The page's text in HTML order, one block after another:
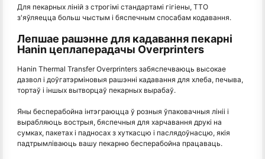
Для пекарных ліній з строгімі стандартамі гігіены, TTO
з'яўляецца больш чыстым і бяспечным спосабам кодавання.
Лепшае рашэнне для кадавання пекарні
Hanin цеплаперадачы Overprinters
Hanin Thermal Transfer Overprinters забяспечваюць высокае
дазвол і доўгатэрміновыя рашэнні кадавання для хлеба, печыва,
тортаў і іншых вытворцаў пекарных вырабаў.
Яны бесперабойна інтэграюцца ў розныя ўпаковачныя лініі і
вырабляюць вострыя, бяспечныя для харчавання друкі на
сумках, пакетах і падносах з хуткасцю і паслядоўнасцю, якія
падтрымліваюць вашу пекарню бесперабойна працаваць.